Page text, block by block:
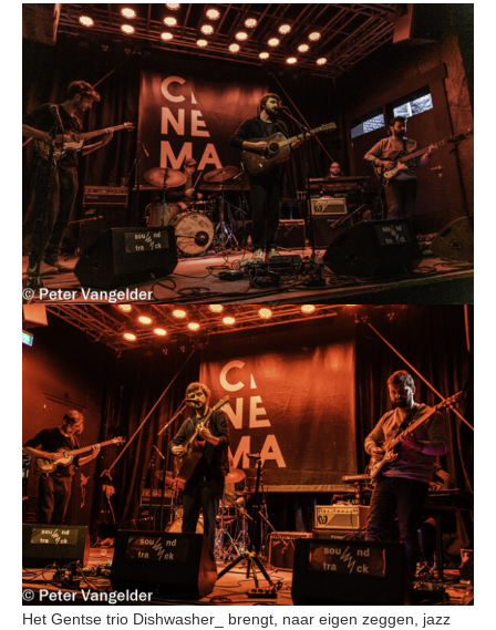
Het Gentse trio Dishwasher_ brengt, naar eigen zeggen, jazz